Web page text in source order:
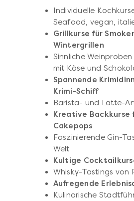
Individuelle
Seafood, vegan,
Grillkurse für
Wintergrillen
Sinnliche
mit Käse und
Spannende
Krimi-Schiff
Barista- und Latte-
Kreative Backkurse
Cakepops
Faszinierende Gin-
Welt
Kultige
Whisky-Tastings von
Aufregende
Kulinarische